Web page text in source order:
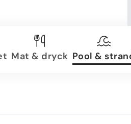
Mat & dryck Pool &